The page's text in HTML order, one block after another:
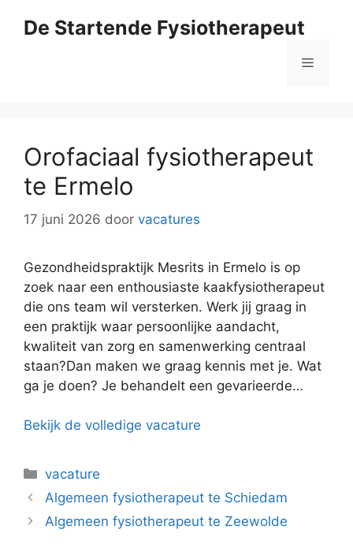
De Startende Fysiotherapeut
Menu
Orofaciaal fysiotherapeut
te Ermelo
17 juni 2026 door vacatures
Gezondheidspraktijk Mesrits in Ermelo is op
zoek naar een enthousiaste kaakfysiotherapeut
die ons team wil versterken. Werk jij graag in
een praktijk waar persoonlijke aandacht,
kwaliteit van zorg en samenwerking centraal
staan?Dan maken we graag kennis met je. Wat
ga je doen? Je behandelt een gevarieerde…
Bekijk de volledige vacature
Categorieën
vacature
Algemeen fysiotherapeut te Schiedam
Algemeen fysiotherapeut te Zeewolde